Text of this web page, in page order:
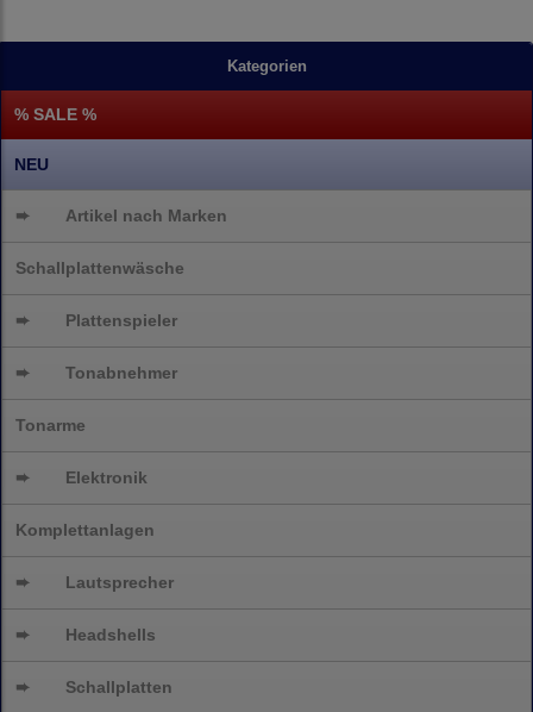
Kategorien
% SALE %
NEU
➨ Artikel nach Marken
Schallplattenwäsche
➨ Plattenspieler
➨ Tonabnehmer
Tonarme
➨ Elektronik
Komplettanlagen
➨ Lautsprecher
➨ Headshells
➨ Schallplatten